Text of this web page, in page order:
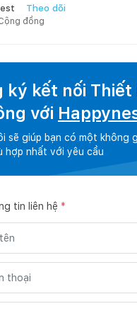
Theo dõi
đồng
ký kết nối Thiết
với
sẽ giúp bạn có một không
hợp nhất với yêu cầu
tin liên hệ *